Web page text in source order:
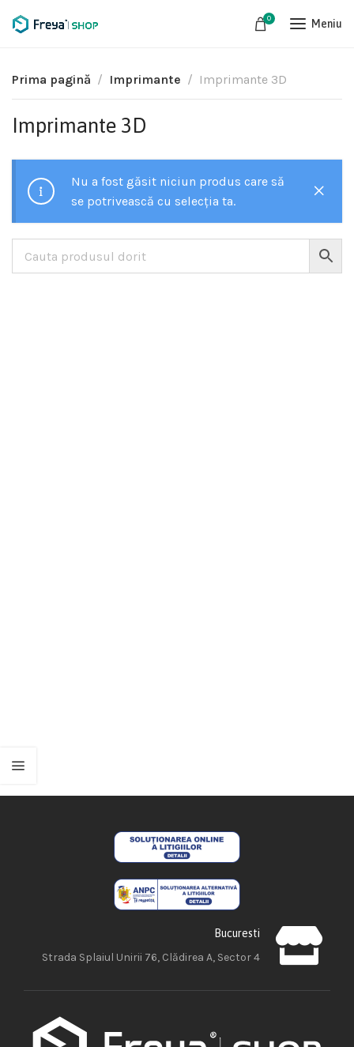
0 Meniu
Prima pagină Imprimante Imprimante 3D
Imprimante 3D
Nu a fost găsit niciun produs care să
se potrivească cu selecția ta.
Bucuresti
Strada Splaiul Unirii 76, Clădirea A, Sector 4